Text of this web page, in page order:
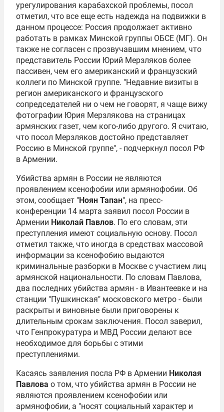
урегулирования карабахской проблемы, посол
отметил, что все еще есть надежда на подвижки в
данном процессе: Россия продолжает активно
работать в рамках Минской группы ОБСЕ (МГ). Он
также не согласен с прозвучавшим мнением, что
представитель России Юрий Мерзляков более
пассивен, чем его американский и французский
коллеги по Минской группе. "Недавние визиты в
регион американского и французского
сопредседателей ни о чем не говорят, я чаще вижу
фотографии Юрия Мерзлякова на страницах
армянских газет, чем кого-либо другого. Я считаю,
что посол Мерзляков достойно представляет
Россию в Минской группе", - подчеркнул посол РФ
в Армении.
Убийства армян в России не являются
проявлением ксенофобии или армянофобии. Об
этом, сообщает "Ноян Тапан", на пресс-
конференции 14 марта заявил посол России в
Армении Николай Павлов. По его словам, эти
преступления имеют социальную основу. Посол
отметил также, что иногда в средствах массовой
информации за ксенофобию выдаются
криминальные разборки в Москве с участием лиц
армянской национальности. По словам Павлова,
два последних убийства армян - в Ивантеевке и на
станции "Пушкинская" московского метро - были
раскрыты и виновные были приговорены к
длительным срокам заключения. Посол заверил,
что Генпрокуратура и МВД России делают все
необходимое для борьбы с этими
преступлениями.
Касаясь заявления посла РФ в Армении Николая
Павлова о том, что убийства армян в России не
являются проявлением ксенофобии или
армянофобии, а "носят социальный характер и